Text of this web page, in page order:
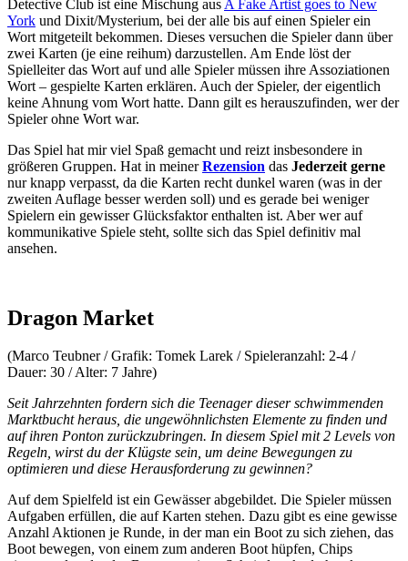
Detective Club ist eine Mischung aus A Fake Artist goes to New
York und Dixit/Mysterium, bei der alle bis auf einen Spieler ein
Wort mitgeteilt bekommen. Dieses versuchen die Spieler dann über
zwei Karten (je eine reihum) darzustellen. Am Ende löst der
Spielleiter das Wort auf und alle Spieler müssen ihre Assoziationen
Wort – gespielte Karten erklären. Auch der Spieler, der eigentlich
keine Ahnung vom Wort hatte. Dann gilt es herauszufinden, wer der
Spieler ohne Wort war.
Das Spiel hat mir viel Spaß gemacht und reizt insbesondere in
größeren Gruppen. Hat in meinerRezension das Jederzeit gerne
nur knapp verpasst, da die Karten recht dunkel waren (was in der
zweiten Auflage besser werden soll) und es gerade bei weniger
Spielern ein gewisser Glücksfaktor enthalten ist. Aber wer auf
kommunikative Spiele steht, sollte sich das Spiel definitiv mal
ansehen.
Dragon Market
(Marco Teubner / Grafik: Tomek Larek / Spieleranzahl: 2-4 /
Dauer: 30 / Alter: 7 Jahre)
Seit Jahrzehnten fordern sich die Teenager dieser schwimmenden
Marktbucht heraus, die ungewöhnlichsten Elemente zu finden und
auf ihren Ponton zurückzubringen. In diesem Spiel mit 2 Levels von
Regeln, wirst du der Klügste sein, um deine Bewegungen zu
optimieren und diese Herausforderung zu gewinnen?
Auf dem Spielfeld ist ein Gewässer abgebildet. Die Spieler müssen
Aufgaben erfüllen, die auf Karten stehen. Dazu gibt es eine gewisse
Anzahl Aktionen je Runde, in der man ein Boot zu sich ziehen, das
Boot bewegen, von einem zum anderen Boot hüpfen, Chips